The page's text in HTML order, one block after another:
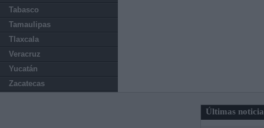
Tabasco
Tamaulipas
Tlaxcala
Veracruz
Yucatán
Zacatecas
Últimas